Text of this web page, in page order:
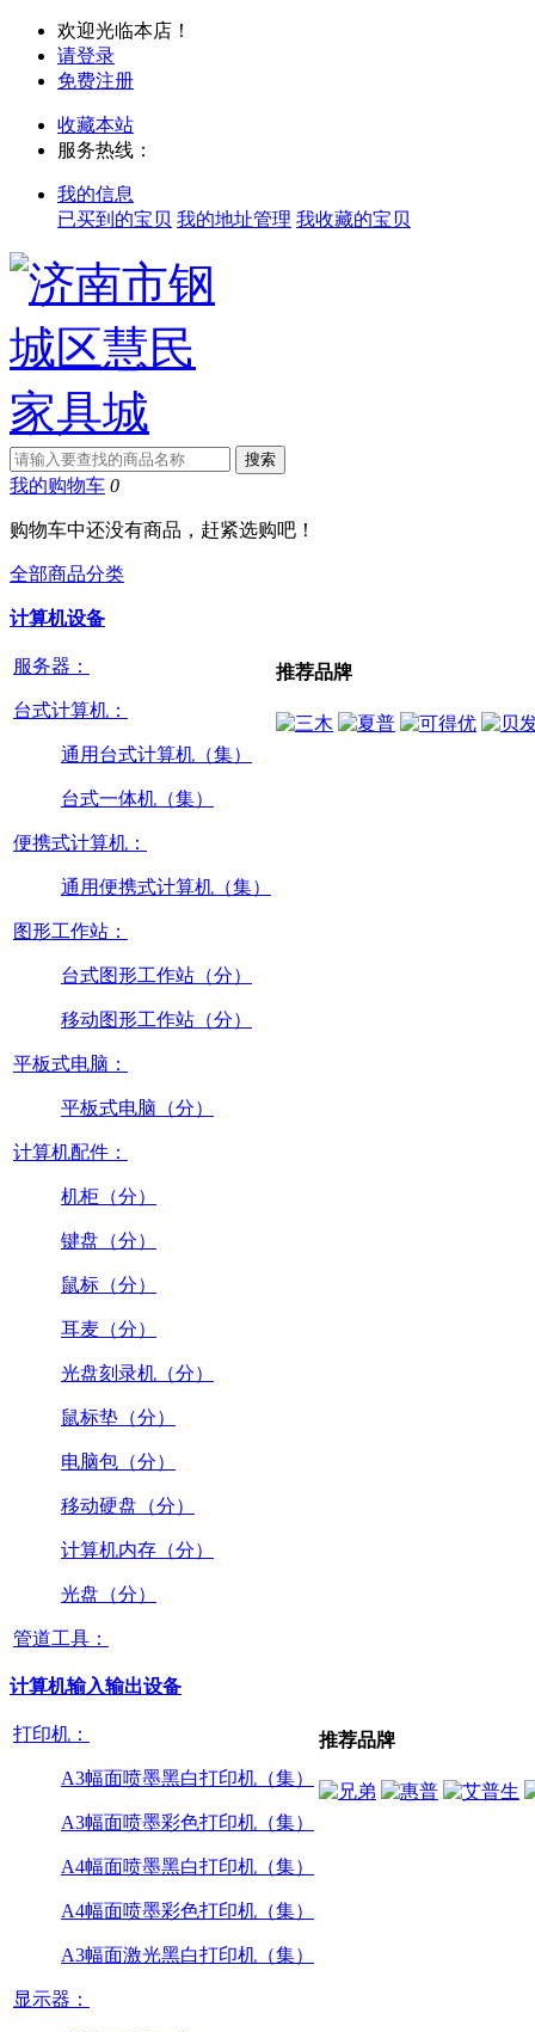
欢迎光临本店！
请登录
免费注册
收藏本站
服务热线：
我的信息
已买到的宝贝 我的地址管理 我收藏的宝贝
我的购物车 0
购物车中还没有商品，赶紧选购吧！
全部商品分类
计算机设备
服务器：
台式计算机：
通用台式计算机（集）
台式一体机（集）
便携式计算机：
通用便携式计算机（集）
图形工作站：
台式图形工作站（分）
移动图形工作站（分）
平板式电脑：
平板式电脑（分）
计算机配件：
机柜（分）
键盘（分）
鼠标（分）
耳麦（分）
光盘刻录机（分）
鼠标垫（分）
电脑包（分）
移动硬盘（分）
计算机内存（分）
光盘（分）
管道工具：
推荐品牌
计算机输入输出设备
打印机：
A3幅面喷墨黑白打印机（集）
A3幅面喷墨彩色打印机（集）
A4幅面喷墨黑白打印机（集）
A4幅面喷墨彩色打印机（集）
A3幅面激光黑白打印机（集）
显示器：
推荐品牌